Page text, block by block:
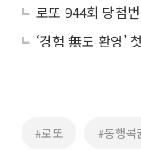
‘경험 無도 환영’
#로또 #동행복